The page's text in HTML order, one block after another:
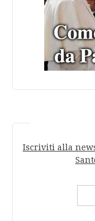
Iscriviti alla